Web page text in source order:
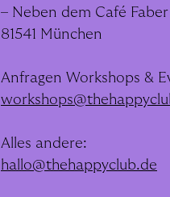
– Neben dem Café Faber
81541 München
​Anfragen Workshops &
Alles andere:
hallo@thehappyclub.de